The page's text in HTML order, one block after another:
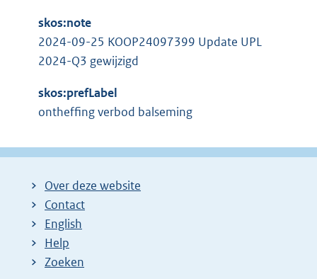
skos:note
2024-09-25 KOOP24097399 Update UPL
2024-Q3 gewijzigd
skos:prefLabel
ontheffing verbod balseming
Over deze website
Contact
English
Help
Zoeken